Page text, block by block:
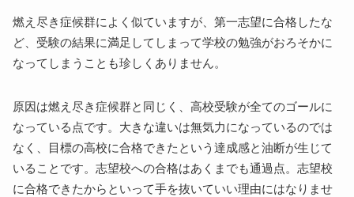
燃え尽き症候群によく似ていますが、第一志望に合格したな
ど、受験の結果に満足してしまって学校の勉強がおろそかに
なってしまうことも珍しくありません。
原因は燃え尽き症候群と同じく、高校受験が全てのゴールに
なっている点です。大きな違いは無気力になっているのでは
なく、目標の高校に合格できたという達成感と油断が生じて
いることです。志望校への合格はあくまでも通過点。志望校
に合格できたからといって手を抜いていい理由にはなりませ